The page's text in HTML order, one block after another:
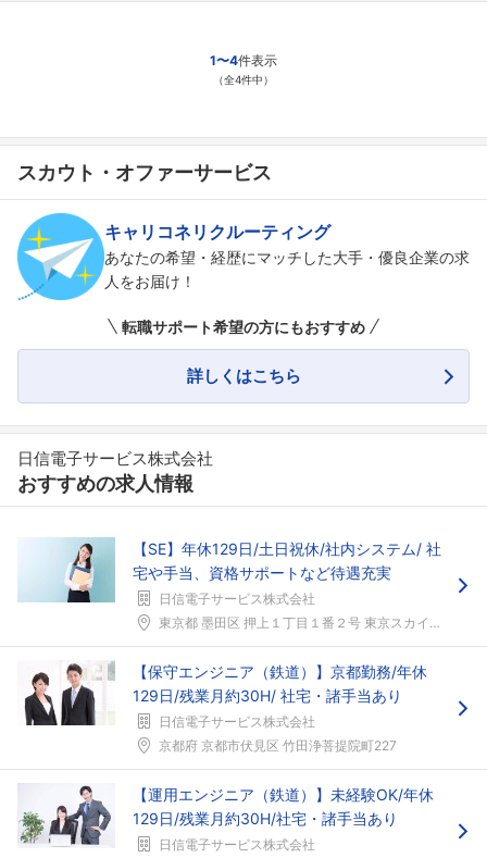
フォローしました
こちらの企業もフォローしませんか？
1〜4件表示
（全4件中）
スカウト・オファーサービス
キャリコネリクルーティング
あなたの希望・経歴にマッチした大手・優良企業の求
人をお届け！
転職サポート希望の方にもおすすめ
詳しくはこちら
日信電子サービス株式会社
おすすめの求人情報
【SE】年休129日/土日祝休/社内システム/ 社
宅や手当、資格サポートなど待遇充実
日信電子サービス株式会社
東京都 墨田区 押上１丁目１番２号 東京スカイツリ...
【保守エンジニア（鉄道）】京都勤務/年休
129日/残業月約30H/ 社宅・諸手当あり
日信電子サービス株式会社
京都府 京都市伏見区 竹田浄菩提院町227
【運用エンジニア（鉄道）】未経験OK/年休
129日/残業月約30H/社宅・諸手当あり
日信電子サービス株式会社